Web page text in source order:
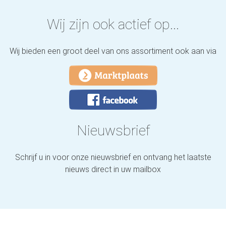
Wij zijn ook actief op...
Wij bieden een groot deel van ons assortiment ook aan via
Nieuwsbrief
Schrijf u in voor onze nieuwsbrief en ontvang het laatste
nieuws direct in uw mailbox